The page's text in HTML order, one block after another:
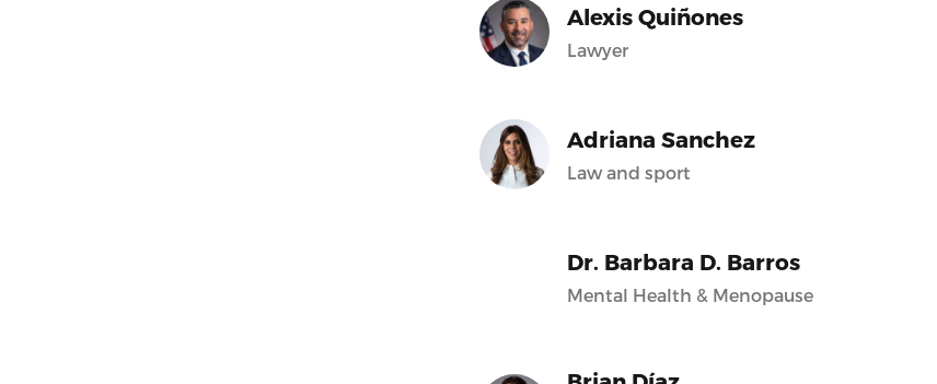
Alexis Quiñones
Lawyer
Adriana Sanchez
Law and sport
Dr. Barbara D. Barros
Mental Health & Menopause